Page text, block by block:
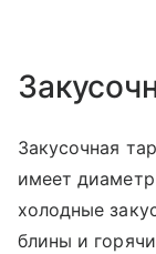
Закусочная
имеет
холодные
блины и